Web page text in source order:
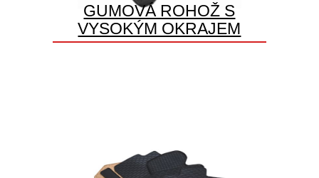
GUMOVÁ ROHOŽ S
VYSOKÝM OKRAJEM